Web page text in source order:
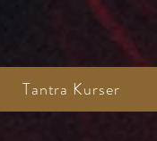
Tantra Kurser